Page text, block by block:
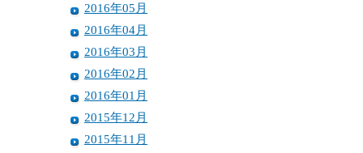
2016年05月
2016年04月
2016年03月
2016年02月
2016年01月
2015年12月
2015年11月